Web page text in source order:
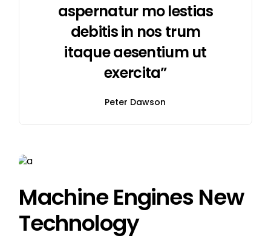
aspernatur mo lestias
debitis in nos trum
itaque aesentium ut
exercita”
Peter Dawson
Machine Engines New
Technology